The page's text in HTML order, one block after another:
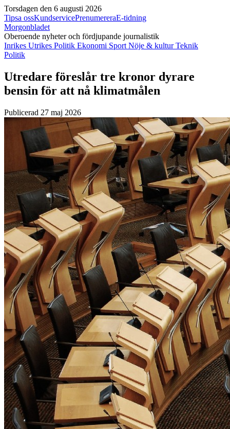
Torsdagen den 6 augusti 2026
Tipsa ossKundservicePrenumereraE-tidning
Morgonbladet
Oberoende nyheter och fördjupande journalistik
Inrikes Utrikes Politik Ekonomi Sport Nöje & kulturTeknik
Politik
Utredare föreslår tre kronor dyrare
bensin för att nå klimatmålen
Publicerad 27 maj 2026